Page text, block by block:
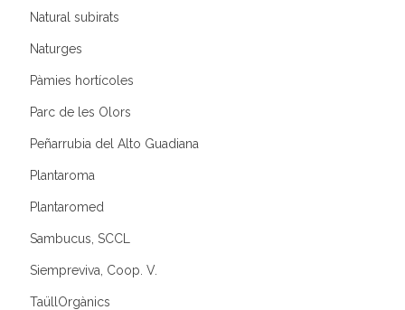
Natural subirats
Naturges
Pàmies hortícoles
Parc de les Olors
Peñarrubia del Alto Guadiana
Plantaroma
Plantaromed
Sambucus, SCCL
Siempreviva, Coop. V.
TaüllOrgànics